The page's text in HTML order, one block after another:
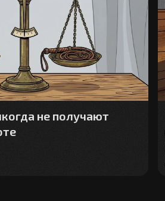
не получают